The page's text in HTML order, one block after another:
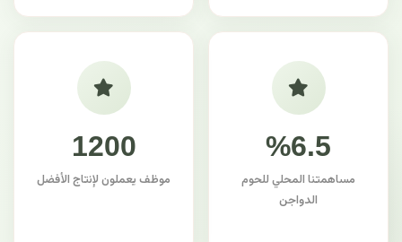
%6.5
مساهمتنا المحلي للحوم
الدواجن
1200
موظف يعملون لإنتاج الأفضل